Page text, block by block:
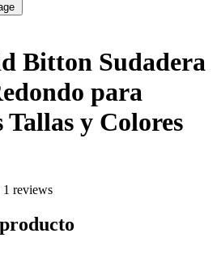
Bitton Sudadera
para
y Colores
1 reviews